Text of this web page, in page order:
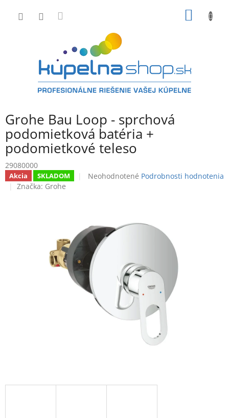
Grohe Bau Loop - sprchová
podomietková batéria +
podomietkové teleso
29080000
Akcia SKLADOM
Priemerné
z
5
hviezdičiek.
Neohodnotené Podrobnosti hodnotenia
Značka: Grohe